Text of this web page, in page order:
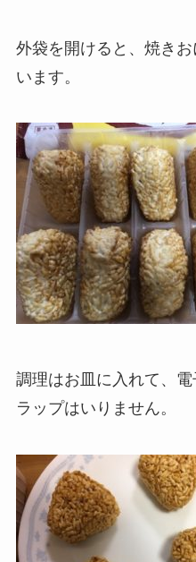
外袋を開けると、焼き
います。
調理はお皿に入れて、電
ラップはいりません。